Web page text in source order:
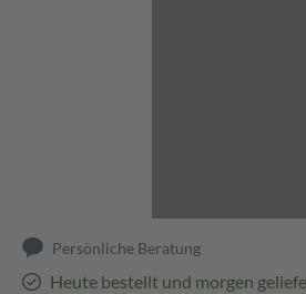
Persönliche Beratung
Heute bestellt und morgen